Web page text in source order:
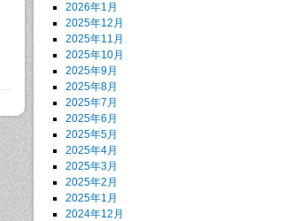
2026年1月
2025年12月
2025年11月
2025年10月
2025年9月
2025年8月
2025年7月
2025年6月
2025年5月
2025年4月
2025年3月
2025年2月
2025年1月
2024年12月